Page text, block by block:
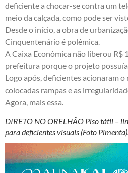
deficiente a chocar-se contra um
meio da calçada, como pode ser
Desde o início, a obra de
Cinquentenário é polêmica.
A Caixa Econômica não liberou R$
prefeitura porque o projeto
Logo após, deficientes acionaram
colocadas rampas e as
Agora, mais essa.
DIRETO NO ORELHÃO Piso tátil –
para deficientes visuais (Foto